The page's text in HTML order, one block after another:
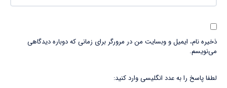
ذخیره نام، ایمیل و وبسایت من در مرورگر برای زمانی که دوباره دیدگاهی
می‌نویسم.
لطفا پاسخ را به عدد انگلیسی وارد کنید: